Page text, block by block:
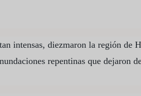
intensas, diezmaron la región de
repentinas que dejaron